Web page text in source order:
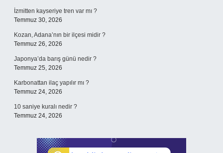
İzmitten kayseriye tren var mı ?
Temmuz 30, 2026
Kozan, Adana’nın bir ilçesi midir ?
Temmuz 26, 2026
Japonya’da barış günü nedir ?
Temmuz 25, 2026
Karbonattan ilaç yapılır mı ?
Temmuz 24, 2026
10 saniye kuralı nedir ?
Temmuz 24, 2026